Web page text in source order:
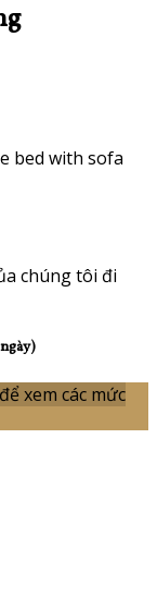
bed with sofa
chúng tôi đi
xem các mức